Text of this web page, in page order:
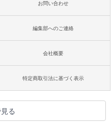
お問い合わせ
編集部へのご連絡
会社概要
特定商取引法に基づく表示
る